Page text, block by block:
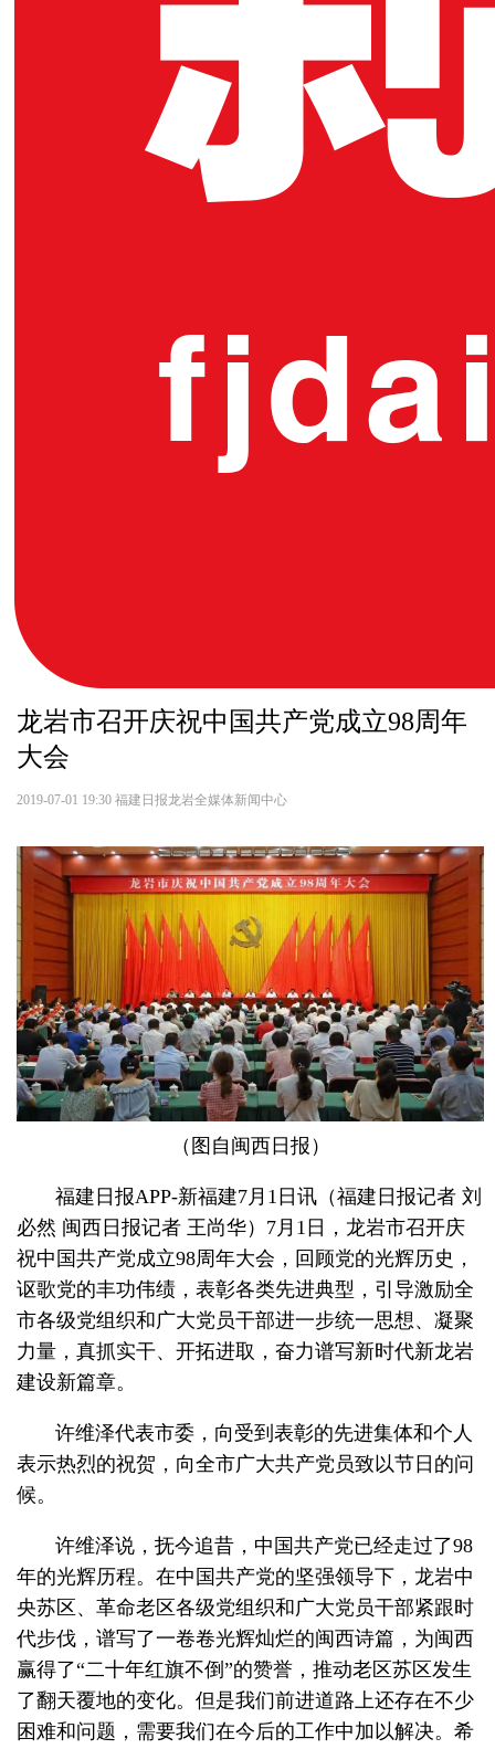
龙岩市召开庆祝中国共产党成立98周年
大会
2019-07-01 19:30 福建日报龙岩全媒体新闻中心
（图自闽西日报）
福建日报APP-新福建7月1日讯（福建日报记者 刘
必然 闽西日报记者 王尚华）7月1日，龙岩市召开庆
祝中国共产党成立98周年大会，回顾党的光辉历史，
讴歌党的丰功伟绩，表彰各类先进典型，引导激励全
市各级党组织和广大党员干部进一步统一思想、凝聚
力量，真抓实干、开拓进取，奋力谱写新时代新龙岩
建设新篇章。
许维泽代表市委，向受到表彰的先进集体和个人
表示热烈的祝贺，向全市广大共产党员致以节日的问
候。
许维泽说，抚今追昔，中国共产党已经走过了98
年的光辉历程。在中国共产党的坚强领导下，龙岩中
央苏区、革命老区各级党组织和广大党员干部紧跟时
代步伐，谱写了一卷卷光辉灿烂的闽西诗篇，为闽西
赢得了“二十年红旗不倒”的赞誉，推动老区苏区发生
了翻天覆地的变化。但是我们前进道路上还存在不少
困难和问题，需要我们在今后的工作中加以解决。希